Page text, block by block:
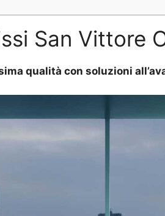
San Vittore
qualità con soluzioni